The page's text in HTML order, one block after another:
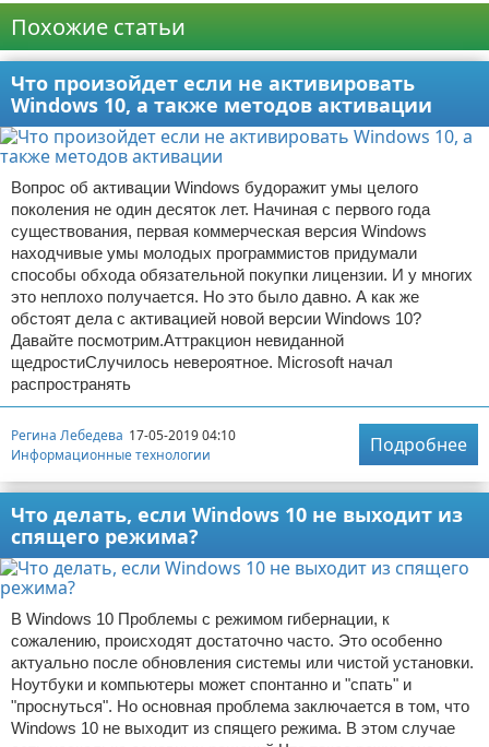
Похожие статьи
Что произойдет если не активировать
Windows 10, а также методов активации
Вопрос об активации Windows будоражит умы целого
поколения не один десяток лет. Начиная с первого года
существования, первая коммерческая версия Windows
находчивые умы молодых программистов придумали
способы обхода обязательной покупки лицензии. И у многих
это неплохо получается. Но это было давно. А как же
обстоят дела с активацией новой версии Windows 10?
Давайте посмотрим.Аттракцион невиданной
щедростиСлучилось невероятное. Microsoft начал
распространять
Регина Лебедева 17-05-2019 04:10
Информационные технологии
Подробнее
Что делать, если Windows 10 не выходит из
спящего режима?
В Windows 10 Проблемы с режимом гибернации, к
сожалению, происходят достаточно часто. Это особенно
актуально после обновления системы или чистой установки.
Ноутбуки и компьютеры может спонтанно и "спать" и
"проснуться". Но основная проблема заключается в том, что
Windows 10 не выходит из спящего режима. В этом случае